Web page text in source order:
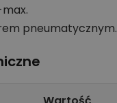
pneumatycznym.